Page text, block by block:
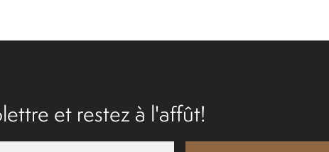
et restez à l'affût!